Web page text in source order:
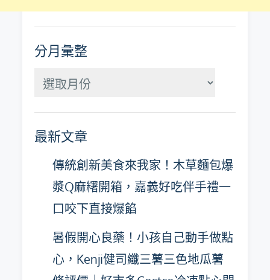
分月彙整
分
整
最新文章
傳統創新美食來我家！木草麵包爆
漿Q麻糬開箱，嘉義好吃伴手禮一
口咬下直接爆餡
暑假開心良藥！小孩自己動手做點
心，Kenji健司纖三薯三色地瓜薯